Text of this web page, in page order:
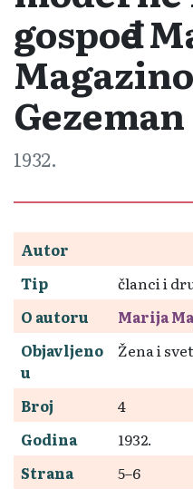
gospođe
Gezeman
1932.
Autor
Tip
članci i
O autoru
Marija
Objavljeno
u
Žena i svet
Broj
4
Godina
1932.
Strana
5–6